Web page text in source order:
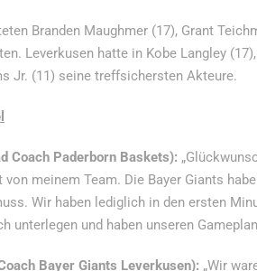
Branden Maughmer (17), Grant
Leverkusen hatte in Kobe Langley
Jr. (11) seine treffsichersten Akteure.
Coach Paderborn Baskets):
meinem Team. Die Bayer Giants
Wir haben lediglich in den ersten
unterlegen und haben unseren
Bayer Giants Leverkusen): „Wir